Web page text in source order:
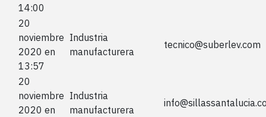
14:00
20
noviembre
2020 en
13:57
Industria
manufacturera
tecnico@suberlev.com
20
noviembre
2020 en
Industria
manufacturera